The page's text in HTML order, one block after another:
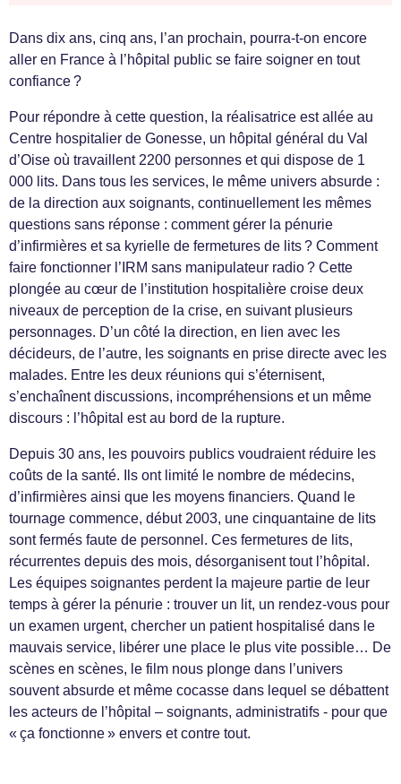
Dans dix ans, cinq ans, l’an prochain, pourra-t-on encore
aller en France à l’hôpital public se faire soigner en tout
confiance ?
Pour répondre à cette question, la réalisatrice est allée au
Centre hospitalier de Gonesse, un hôpital général du Val
d’Oise où travaillent 2200 personnes et qui dispose de 1
000 lits. Dans tous les services, le même univers absurde :
de la direction aux soignants, continuellement les mêmes
questions sans réponse : comment gérer la pénurie
d’infirmières et sa kyrielle de fermetures de lits ? Comment
faire fonctionner l’IRM sans manipulateur radio ? Cette
plongée au cœur de l’institution hospitalière croise deux
niveaux de perception de la crise, en suivant plusieurs
personnages. D’un côté la direction, en lien avec les
décideurs, de l’autre, les soignants en prise directe avec les
malades. Entre les deux réunions qui s’éternisent,
s’enchaînent discussions, incompréhensions et un même
discours : l’hôpital est au bord de la rupture.
Depuis 30 ans, les pouvoirs publics voudraient réduire les
coûts de la santé. Ils ont limité le nombre de médecins,
d’infirmières ainsi que les moyens financiers. Quand le
tournage commence, début 2003, une cinquantaine de lits
sont fermés faute de personnel. Ces fermetures de lits,
récurrentes depuis des mois, désorganisent tout l’hôpital.
Les équipes soignantes perdent la majeure partie de leur
temps à gérer la pénurie : trouver un lit, un rendez-vous pour
un examen urgent, chercher un patient hospitalisé dans le
mauvais service, libérer une place le plus vite possible… De
scènes en scènes, le film nous plonge dans l’univers
souvent absurde et même cocasse dans lequel se débattent
les acteurs de l’hôpital – soignants, administratifs - pour que
« ça fonctionne » envers et contre tout.